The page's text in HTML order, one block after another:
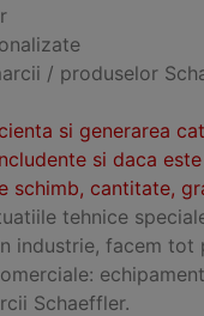
/ produselor
si generarea
si daca
schimb, cantitate,
tehnice
industrie, facem
Schaeffler.